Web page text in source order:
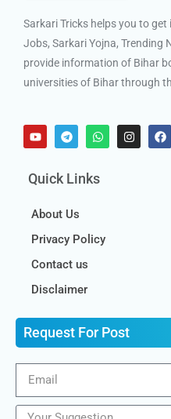
Sarkari Tricks helps you to
Jobs, Sarkari Yojna, Trending
provide information of Bihar
universities of Bihar through
Quick Links
About Us
Privacy Policy
Contact us
Disclaimer
Request For Post